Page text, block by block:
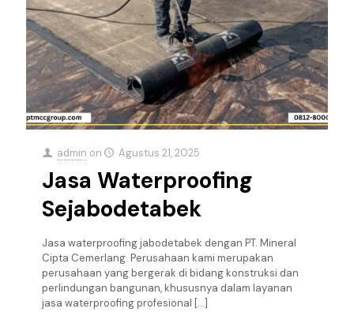
admin on Agustus 21, 2025
Jasa Waterproofing
Sejabodetabek
Jasa waterproofing jabodetabek dengan PT. Mineral
Cipta Cemerlang. Perusahaan kami merupakan
perusahaan yang bergerak di bidang konstruksi dan
perlindungan bangunan, khususnya dalam layanan
jasa waterproofing profesional […]